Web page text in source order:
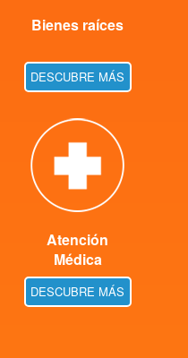
Bienes raíces
DESCUBRE MÁS
Atención
Médica
DESCUBRE MÁS